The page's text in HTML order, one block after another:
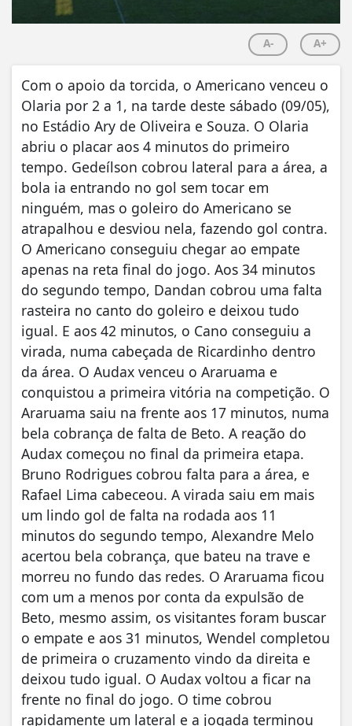
A- A+
Com o apoio da torcida, o Americano venceu o
Olaria por 2 a 1, na tarde deste sábado (09/05),
no Estádio Ary de Oliveira e Souza. O Olaria
abriu o placar aos 4 minutos do primeiro
tempo. Gedeílson cobrou lateral para a área, a
bola ia entrando no gol sem tocar em
ninguém, mas o goleiro do Americano se
atrapalhou e desviou nela, fazendo gol contra.
O Americano conseguiu chegar ao empate
apenas na reta final do jogo. Aos 34 minutos
do segundo tempo, Dandan cobrou uma falta
rasteira no canto do goleiro e deixou tudo
igual. E aos 42 minutos, o Cano conseguiu a
virada, numa cabeçada de Ricardinho dentro
da área. O Audax venceu o Araruama e
conquistou a primeira vitória na competição. O
Araruama saiu na frente aos 17 minutos, numa
bela cobrança de falta de Beto. A reação do
Audax começou no final da primeira etapa.
Bruno Rodrigues cobrou falta para a área, e
Rafael Lima cabeceou. A virada saiu em mais
um lindo gol de falta na rodada aos 11
minutos do segundo tempo, Alexandre Melo
acertou bela cobrança, que bateu na trave e
morreu no fundo das redes. O Araruama ficou
com um a menos por conta da expulsão de
Beto, mesmo assim, os visitantes foram buscar
o empate e aos 31 minutos, Wendel completou
de primeira o cruzamento vindo da direita e
deixou tudo igual. O Audax voltou a ficar na
frente no final do jogo. O time cobrou
rapidamente um lateral e a jogada terminou